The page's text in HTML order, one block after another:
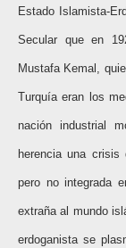
Estado Islamista-
Secular que en
Mustafa Kemal,
Turquía eran los
nación industrial
herencia una crisis
pero no integrada
extraña al mundo
erdoganista se